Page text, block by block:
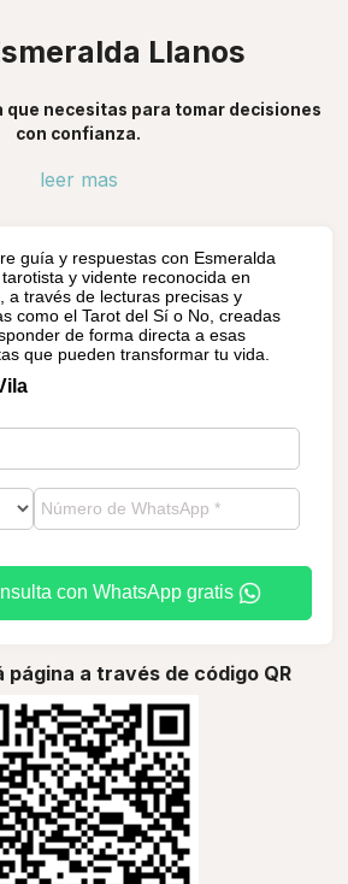
Llanos
que necesitas para tomar decisiones
con confianza.
leer mas
guía y respuestas con Esmeralda
y vidente reconocida en
a través de lecturas precisas y
como el Tarot del Sí o No, creadas
de forma directa a esas
que pueden transformar tu vida.
con WhatsApp gratis
página a través de código QR